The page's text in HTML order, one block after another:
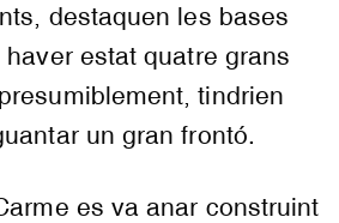
destaquen les bases
estat quatre grans
tindrien
un gran frontó.
es va anar construint